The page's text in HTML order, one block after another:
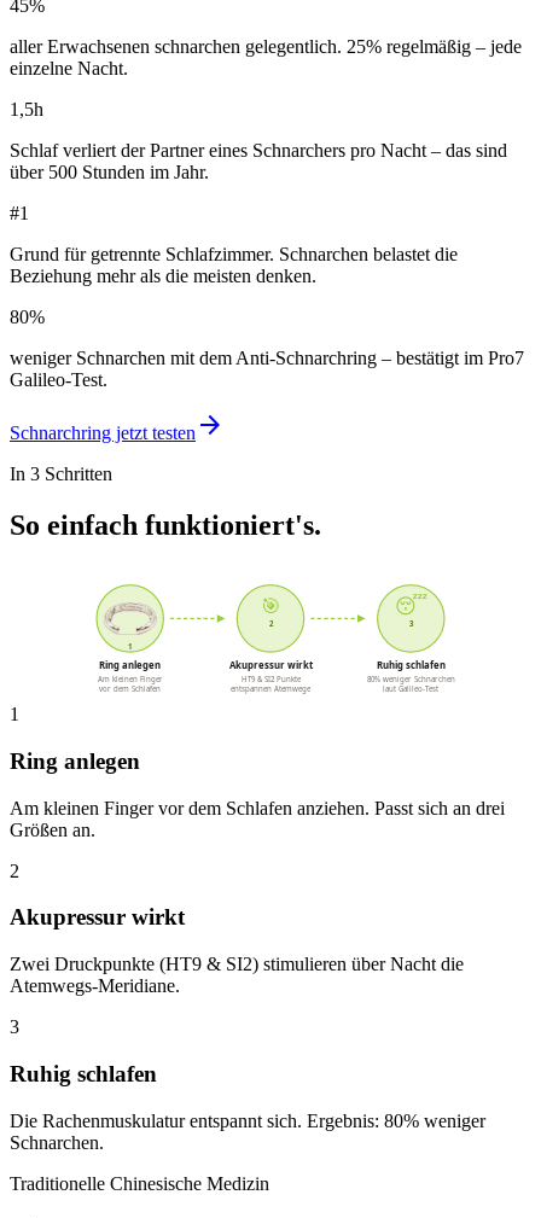
45%
aller Erwachsenen schnarchen gelegentlich. 25% regelmäßig – jede
einzelne Nacht.
1,5h
Schlaf verliert der Partner eines Schnarchers pro Nacht – das sind
über 500 Stunden im Jahr.
#1
Grund für getrennte Schlafzimmer. Schnarchen belastet die
Beziehung mehr als die meisten denken.
80%
weniger Schnarchen mit dem Anti-Schnarchring – bestätigt im Pro7
Galileo-Test.
Schnarchring jetzt testen arrow_forward
In 3 Schritten
So einfach funktioniert's.
1
Ring anlegen
Am kleinen Finger
vor dem Schlafen
🎯
2
Akupressur wirkt
HT9 & SI2 Punkte
entspannen Atemwege
😴
3
Ruhig schlafen
80% weniger Schnarchen
laut Galileo-Test
1
Ring anlegen
Am kleinen Finger vor dem Schlafen anziehen. Passt sich an drei
Größen an.
2
Akupressur wirkt
Zwei Druckpunkte (HT9 & SI2) stimulieren über Nacht die
Atemwegs-Meridiane.
3
Ruhig schlafen
Die Rachenmuskulatur entspannt sich. Ergebnis: 80% weniger
Schnarchen.
Traditionelle Chinesische Medizin